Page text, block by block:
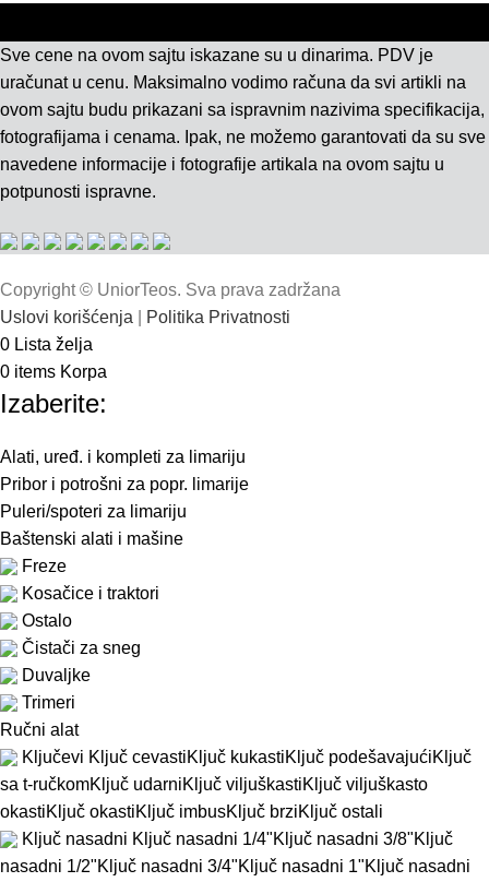
Sve cene na ovom sajtu iskazane su u dinarima. PDV je
uračunat u cenu. Maksimalno vodimo računa da svi artikli na
ovom sajtu budu prikazani sa ispravnim nazivima specifikacija,
fotografijama i cenama. Ipak, ne možemo garantovati da su sve
navedene informacije i fotografije artikala na ovom sajtu u
potpunosti ispravne.
Copyright © UniorTeos. Sva prava zadržana
Uslovi korišćenja
Politika Privatnosti
0 Lista želja
0 items Korpa
Izaberite:
Alati, uređ. i kompleti za limariju
Pribor i potrošni za popr. limarije
Puleri/spoteri za limariju
Baštenski alati i mašine
Freze
Kosačice i traktori
Ostalo
Čistači za sneg
Duvaljke
Trimeri
Ručni alat
Ključevi Ključ cevastiKljuč kukastiKljuč podešavajućiKljuč
sa t-ručkomKljuč udarniKljuč viljuškastiKljuč viljuškasto
okastiKljuč okastiKljuč imbusKljuč brziKljuč ostali
Ključ nasadni Ključ nasadni 1/4"Ključ nasadni 3/8"Ključ
nasadni 1/2"Ključ nasadni 3/4"Ključ nasadni 1"Ključ nasadni